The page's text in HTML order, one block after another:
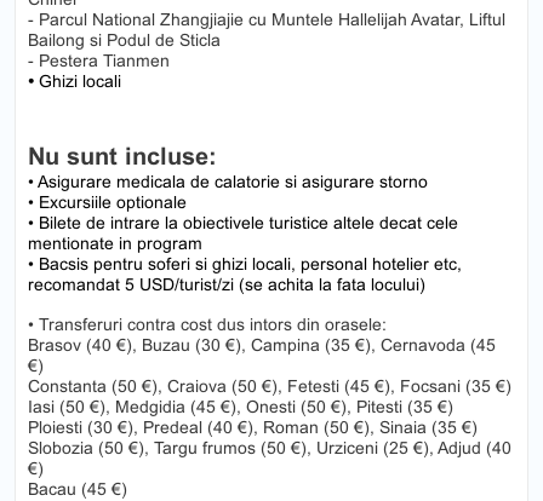
- Parcul National Zhangjiajie cu Muntele Hallelijah Avatar, Liftul
Bailong si Podul de Sticla
- Pestera Tianmen
• Ghizi locali
Nu sunt incluse:
• Asigurare medicala de calatorie si asigurare storno
• Excursiile optionale
• Bilete de intrare la obiectivele turistice altele decat cele
mentionate in program
• Bacsis pentru soferi si ghizi locali, personal hotelier etc,
recomandat 5 USD/turist/zi (se achita la fata locului)
• Transferuri contra cost dus intors din orasele:
Brasov (40 €), Buzau (30 €), Campina (35 €), Cernavoda (45
€)
Constanta (50 €), Craiova (50 €), Fetesti (45 €), Focsani (35 €)
Iasi (50 €), Medgidia (45 €), Onesti (50 €), Pitesti (35 €)
Ploiesti (30 €), Predeal (40 €), Roman (50 €), Sinaia (35 €)
Slobozia (50 €), Targu frumos (50 €), Urziceni (25 €), Adjud (40
€)
Bacau (45 €)